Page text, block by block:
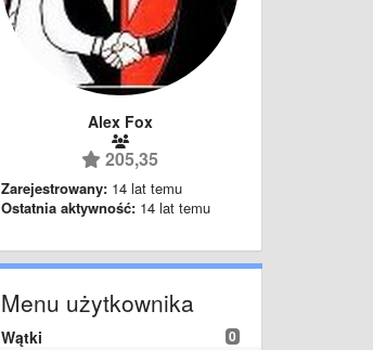
Alex Fox
205,35
Zarejestrowany: 14 lat temu
Ostatnia aktywność: 14 lat temu
Menu użytkownika
0
Wątki